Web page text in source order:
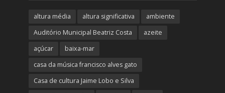
altura média altura significativa
ambiente
Auditório Municipal Beatriz Costa
azeite
açúcar
baixa-mar
casa da música francisco alves gato
Casa de cultura Jaime Lobo e Silva